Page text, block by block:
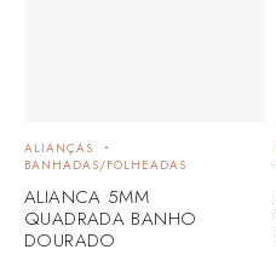
ALIANÇAS
BANHADAS/FOLHEADAS
ALIANCA 5MM
QUADRADA BANHO
DOURADO